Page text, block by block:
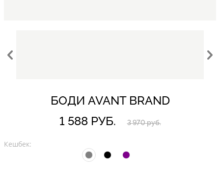
БОДИ AVANT BRAND
1 588 РУБ.
3 970 руб.
Кешбек: